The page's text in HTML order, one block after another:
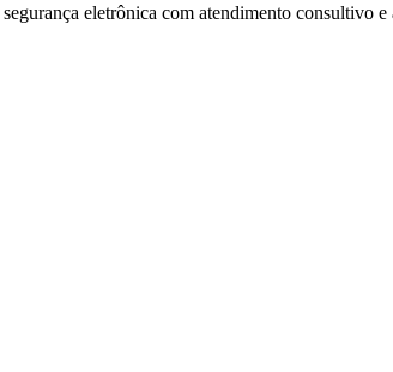
eletrônica com atendimento consultivo e